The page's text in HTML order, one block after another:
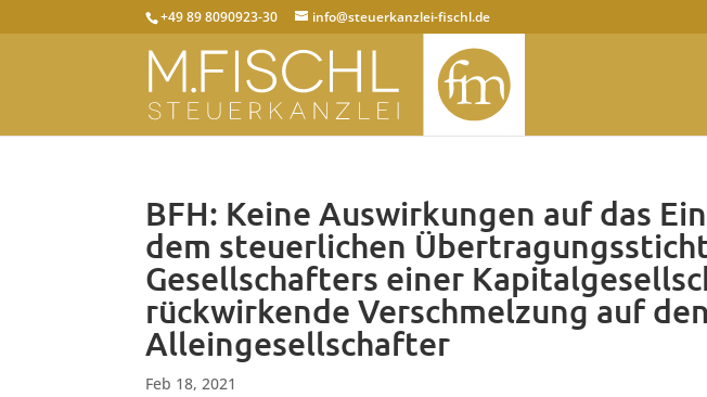
+49 89 8090923-30 info@steuerkanzlei-fischl.de
BFH: Keine Auswirkungen auf das
dem steuerlichen
Gesellschafters einer
rückwirkende Verschmelzung auf den
Alleingesellschafter
Feb 18, 2021